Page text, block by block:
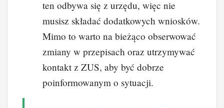
ten odbywa się z urzędu, więc nie
musisz składać dodatkowych wniosków.
Mimo to warto na bieżąco obserwować
zmiany w przepisach oraz utrzymywać
kontakt z ZUS, aby być dobrze
poinformowanym o sytuacji.